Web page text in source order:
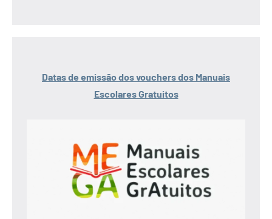
Datas de emissão dos vouchers dos Manuais
Escolares Gratuitos